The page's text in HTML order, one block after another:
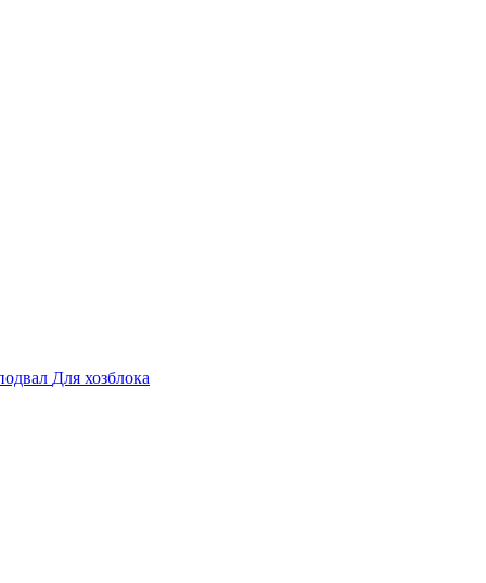
Для хозблока